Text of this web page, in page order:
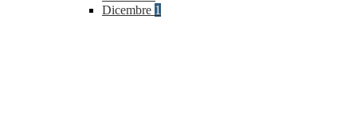
Dicembre 1